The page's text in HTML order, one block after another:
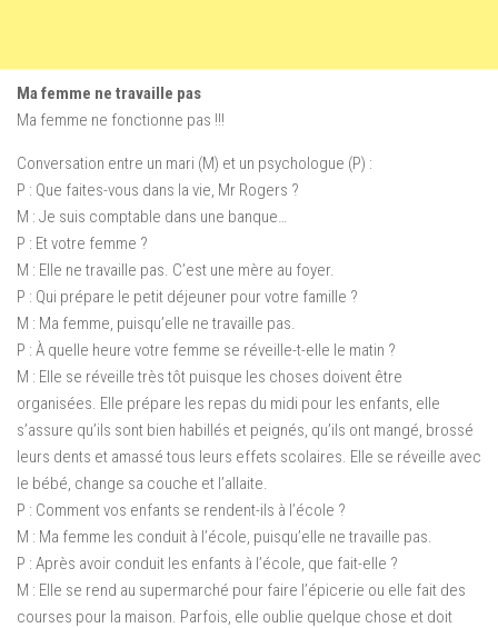
Ma femme ne travaille pas
Ma femme ne fonctionne pas !!!
Conversation entre un mari (M) et un psychologue (P) :
P : Que faites-vous dans la vie, Mr Rogers ?
M : Je suis comptable dans une banque…
P : Et votre femme ?
M : Elle ne travaille pas. C’est une mère au foyer.
P : Qui prépare le petit déjeuner pour votre famille ?
M : Ma femme, puisqu’elle ne travaille pas.
P : À quelle heure votre femme se réveille-t-elle le matin ?
M : Elle se réveille très tôt puisque les choses doivent être
organisées. Elle prépare les repas du midi pour les enfants, elle
s’assure qu’ils sont bien habillés et peignés, qu’ils ont mangé, brossé
leurs dents et amassé tous leurs effets scolaires. Elle se réveille avec
le bébé, change sa couche et l’allaite.
P : Comment vos enfants se rendent-ils à l’école ?
M : Ma femme les conduit à l’école, puisqu’elle ne travaille pas.
P : Après avoir conduit les enfants à l’école, que fait-elle ?
M : Elle se rend au supermarché pour faire l’épicerie ou elle fait des
courses pour la maison. Parfois, elle oublie quelque chose et doit